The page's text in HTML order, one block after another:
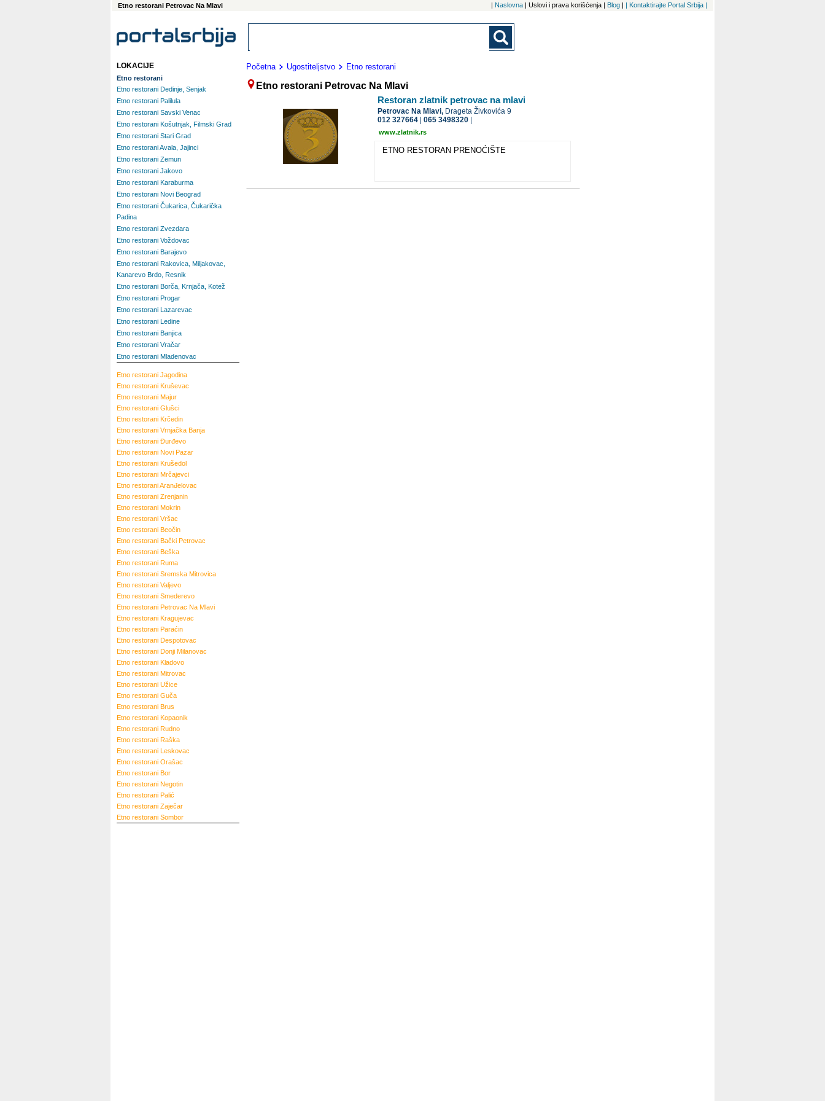
Etno restorani Petrovac Na Mlavi | Naslovna | Uslovi i prava korišćenja | Blog | | Kontaktirajte Portal Srbija |
Početna Ugostiteljstvo Etno restorani
Etno restorani Petrovac Na Mlavi
Restoran zlatnik petrovac na mlavi
Petrovac Na Mlavi, Drageta Živkovića 9
012 327664 |065 3498320
www.zlatnik.rs
ETNO RESTORAN PRENOĆIŠTE
LOKACIJE
Etno restorani
Etno restorani Dedinje, Senjak
Etno restorani Palilula
Etno restorani Savski Venac
Etno restorani Košutnjak, Filmski Grad
Etno restorani Stari Grad
Etno restorani Avala, Jajinci
Etno restorani Zemun
Etno restorani Jakovo
Etno restorani Karaburma
Etno restorani Novi Beograd
Etno restorani Čukarica, Čukarička
Padina
Etno restorani Zvezdara
Etno restorani Voždovac
Etno restorani Barajevo
Etno restorani Rakovica, Miljakovac,
Kanarevo Brdo, Resnik
Etno restorani Borča, Krnjača, Kotež
Etno restorani Progar
Etno restorani Lazarevac
Etno restorani Ledine
Etno restorani Banjica
Etno restorani Vračar
Etno restorani Mladenovac
Etno restorani Jagodina
Etno restorani Kruševac
Etno restorani Majur
Etno restorani Glušci
Etno restorani Krčedin
Etno restorani Vrnjačka Banja
Etno restorani Đurđevo
Etno restorani Novi Pazar
Etno restorani Krušedol
Etno restorani Mrčajevci
Etno restoraniAranđelovac
Etno restorani Zrenjanin
Etno restorani Mokrin
Etno restorani Vršac
Etno restorani Beočin
Etno restorani Bački Petrovac
Etno restorani Beška
Etno restorani Ruma
Etno restorani Sremska Mitrovica
Etno restorani Valjevo
Etno restorani Smederevo
Etno restorani Petrovac Na Mlavi
Etno restorani Kragujevac
Etno restorani Paraćin
Etno restorani Despotovac
Etno restorani Donji Milanovac
Etno restorani Kladovo
Etno restorani Mitrovac
Etno restorani Užice
Etno restorani Guča
Etno restorani Brus
Etno restorani Kopaonik
Etno restorani Rudno
Etno restorani Raška
Etno restorani Leskovac
Etno restorani Orašac
Etno restorani Bor
Etno restorani Negotin
Etno restorani Palić
Etno restorani Zaječar
Etno restorani Sombor